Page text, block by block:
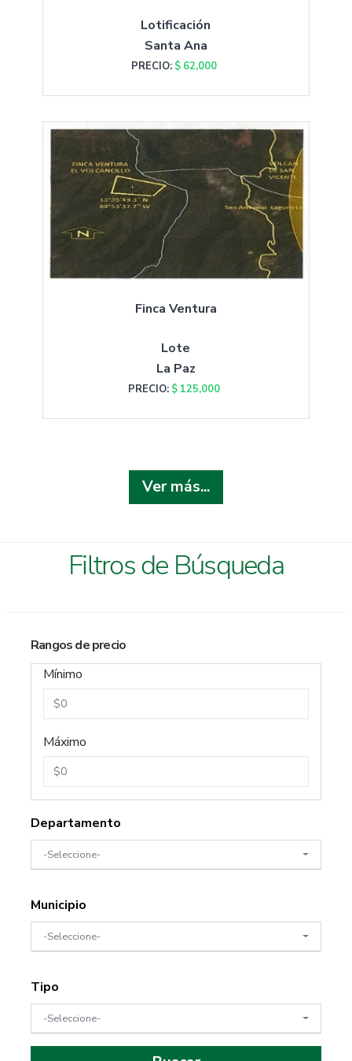
Lotificación
Santa Ana
PRECIO: $ 62,000
Finca Ventura
Lote
La Paz
PRECIO: $ 125,000
Ver más...
Filtros de Búsqueda
Rangos de precio
Mínimo
Máximo
Departamento
-Seleccione-
Municipio
-Seleccione-
Tipo
-Seleccione-